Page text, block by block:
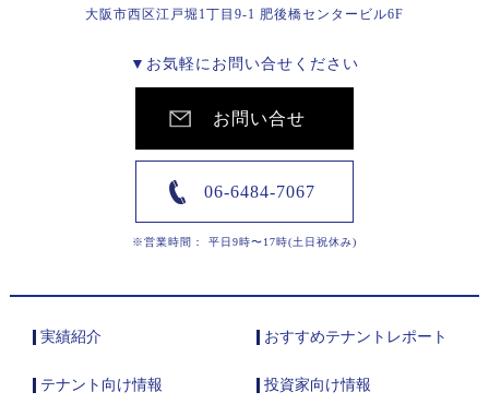
大阪市西区江戸堀1丁目9-1 肥後橋センタービル6F
▼お気軽にお問い合せください
お問い合せ
06-6484-7067
※営業時間： 平日9時〜17時(土日祝休み)
実績紹介 おすすめテナントレポート
テナント向け情報 投資家向け情報